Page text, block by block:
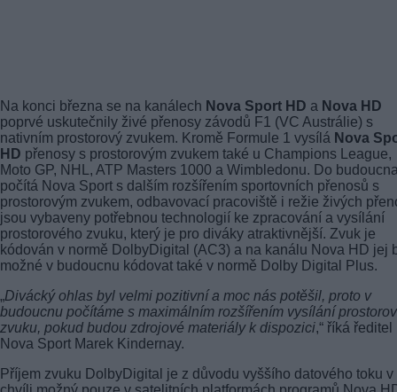
Na konci března se na kanálech Nova Sport HD a Nova HD
poprvé uskutečnily živé přenosy závodů F1 (VC Austrálie) s
nativním prostorový zvukem. Kromě Formule 1 vysílá Nova
HD přenosy s prostorovým zvukem také u Champions League,
Moto GP, NHL, ATP Masters 1000 a Wimbledonu. Do
počítá Nova Sport s dalším rozšířením sportovních přenosů s
prostorovým zvukem, odbavovací pracoviště i režie živých
jsou vybaveny potřebnou technologií ke zpracování a vysílání
prostorového zvuku, který je pro diváky atraktivnější. Zvuk je
kódován v normě DolbyDigital (AC3) a na kanálu Nova HD jej
možné v budoucnu kódovat také v normě Dolby Digital Plus.
„Divácký ohlas byl velmi pozitivní a moc nás potěšil, proto v
budoucnu počítáme s maximálním rozšířením vysílání
zvuku, pokud budou zdrojové materiály k dispozici,“ říká ředitel
Nova Sport Marek Kindernay.
Příjem zvuku DolbyDigital je z důvodu vyššího datového toku v